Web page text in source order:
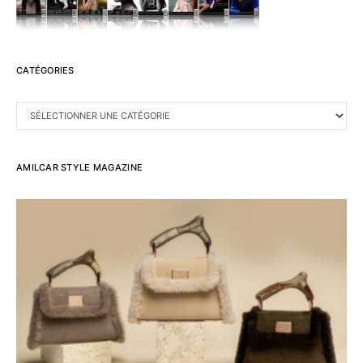
CATÉGORIES
CATÉGORIES
AMILCAR STYLE MAGAZINE